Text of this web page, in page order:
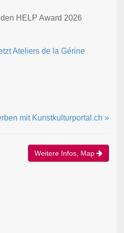
HELP Award 2026
Ateliers de la Gérine
mit Kunstkulturportal.ch »
Weitere Infos, Map